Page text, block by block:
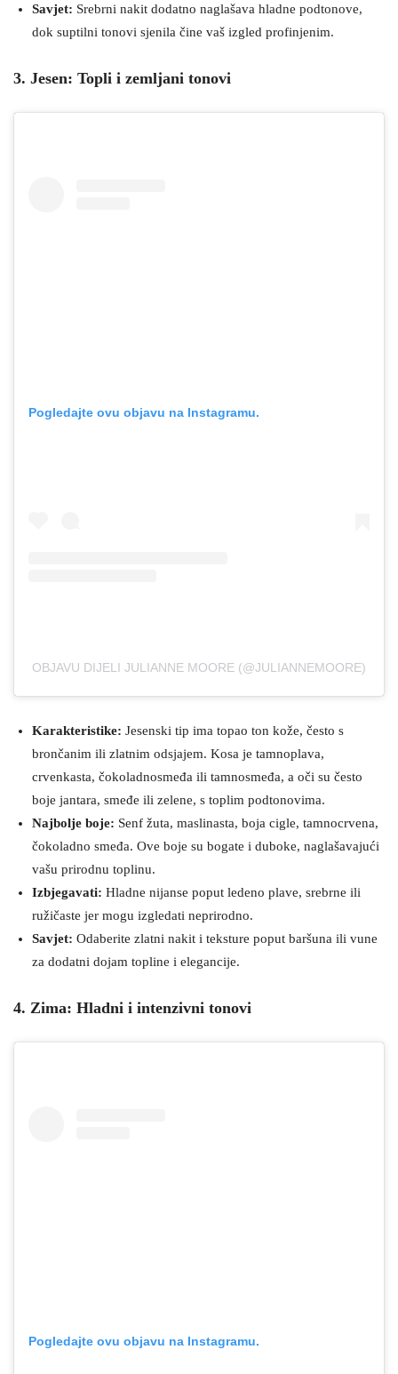
Savjet: Srebrni nakit dodatno naglašava hladne podtonove,
dok suptilni tonovi sjenila čine vaš izgled profinjenim.
3. Jesen: Topli i zemljani tonovi
Pogledajte ovu objavu na Instagramu.
OBJAVU DIJELI JULIANNE MOORE (@JULIANNEMOORE)
Karakteristike: Jesenski tip ima topao ton kože, često s
brončanim ili zlatnim odsjajem. Kosa je tamnoplava,
crvenkasta, čokoladnosmeđa ili tamnosmeđa, a oči su često
boje jantara, smeđe ili zelene, s toplim podtonovima.
Najbolje boje: Senf žuta, maslinasta, boja cigle, tamnocrvena,
čokoladno smeđa. Ove boje su bogate i duboke, naglašavajući
vašu prirodnu toplinu.
Izbjegavati: Hladne nijanse poput ledeno plave, srebrne ili
ružičaste jer mogu izgledati neprirodno.
Savjet: Odaberite zlatni nakit i teksture poput baršuna ili vune
za dodatni dojam topline i elegancije.
4. Zima: Hladni i intenzivni tonovi
Pogledajte ovu objavu na Instagramu.